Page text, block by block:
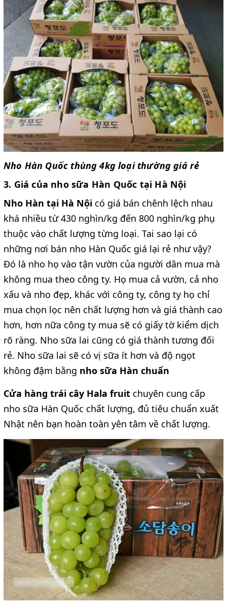
Nho Hàn Quốc thùng 4kg loại thường giá rẻ
3. Giá của nho sữa Hàn Quốc tại Hà Nội
Nho Hàn tại Hà Nội có giá bán chênh lệch nhau
khá nhiều từ 430 nghìn/kg đến 800 nghìn/kg phụ
thuộc vào chất lượng từng loại. Tai sao lại có
những nơi bán nho Hàn Quốc giá lại rẻ như vậy?
Đó là nho họ vào tận vườn của người dân mua mà
không mua theo công ty. Họ mua cả vườn, cả nho
xấu và nho đẹp, khác với công ty, công ty họ chỉ
mua chọn lọc nên chất lượng hơn và giá thành cao
hơn, hơn nữa công ty mua sẽ có giấy tờ kiểm dịch
rõ ràng. Nho sữa lai cũng có giá thành tương đối
rẻ. Nho sữa lai sẽ có vị sữa ít hơn và độ ngọt
không đậm bằng nho sữa Hàn chuẩn
Cửa hàng trái cây Hala fruit chuyên cung cấp
nho sữa Hàn Quốc chất lượng, đủ tiêu chuẩn xuất
Nhật nên bạn hoàn toàn yên tâm về chất lượng.